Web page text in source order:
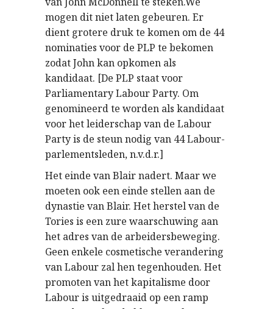
mogen dit niet laten gebeuren. Er
dient grotere druk te komen om de 44
nominaties voor de PLP te bekomen
zodat John kan opkomen als
kandidaat. [De PLP staat voor
Parliamentary Labour Party. Om
genomineerd te worden als kandidaat
voor het leiderschap van de Labour
Party is de steun nodig van 44 Labour-
parlementsleden, n.v.d.r.]
Het einde van Blair nadert. Maar we
moeten ook een einde stellen aan de
dynastie van Blair. Het herstel van de
Tories is een zure waarschuwing aan
het adres van de arbeidersbeweging.
Geen enkele cosmetische verandering
van Labour zal hen tegenhouden. Het
promoten van het kapitalisme door
Labour is uitgedraaid op een ramp